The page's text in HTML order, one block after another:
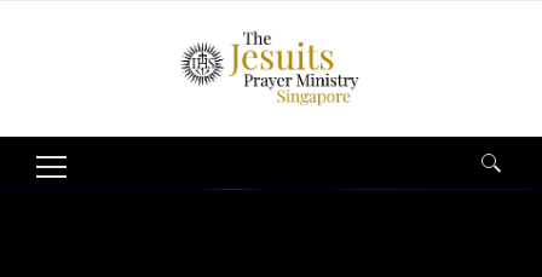
Search